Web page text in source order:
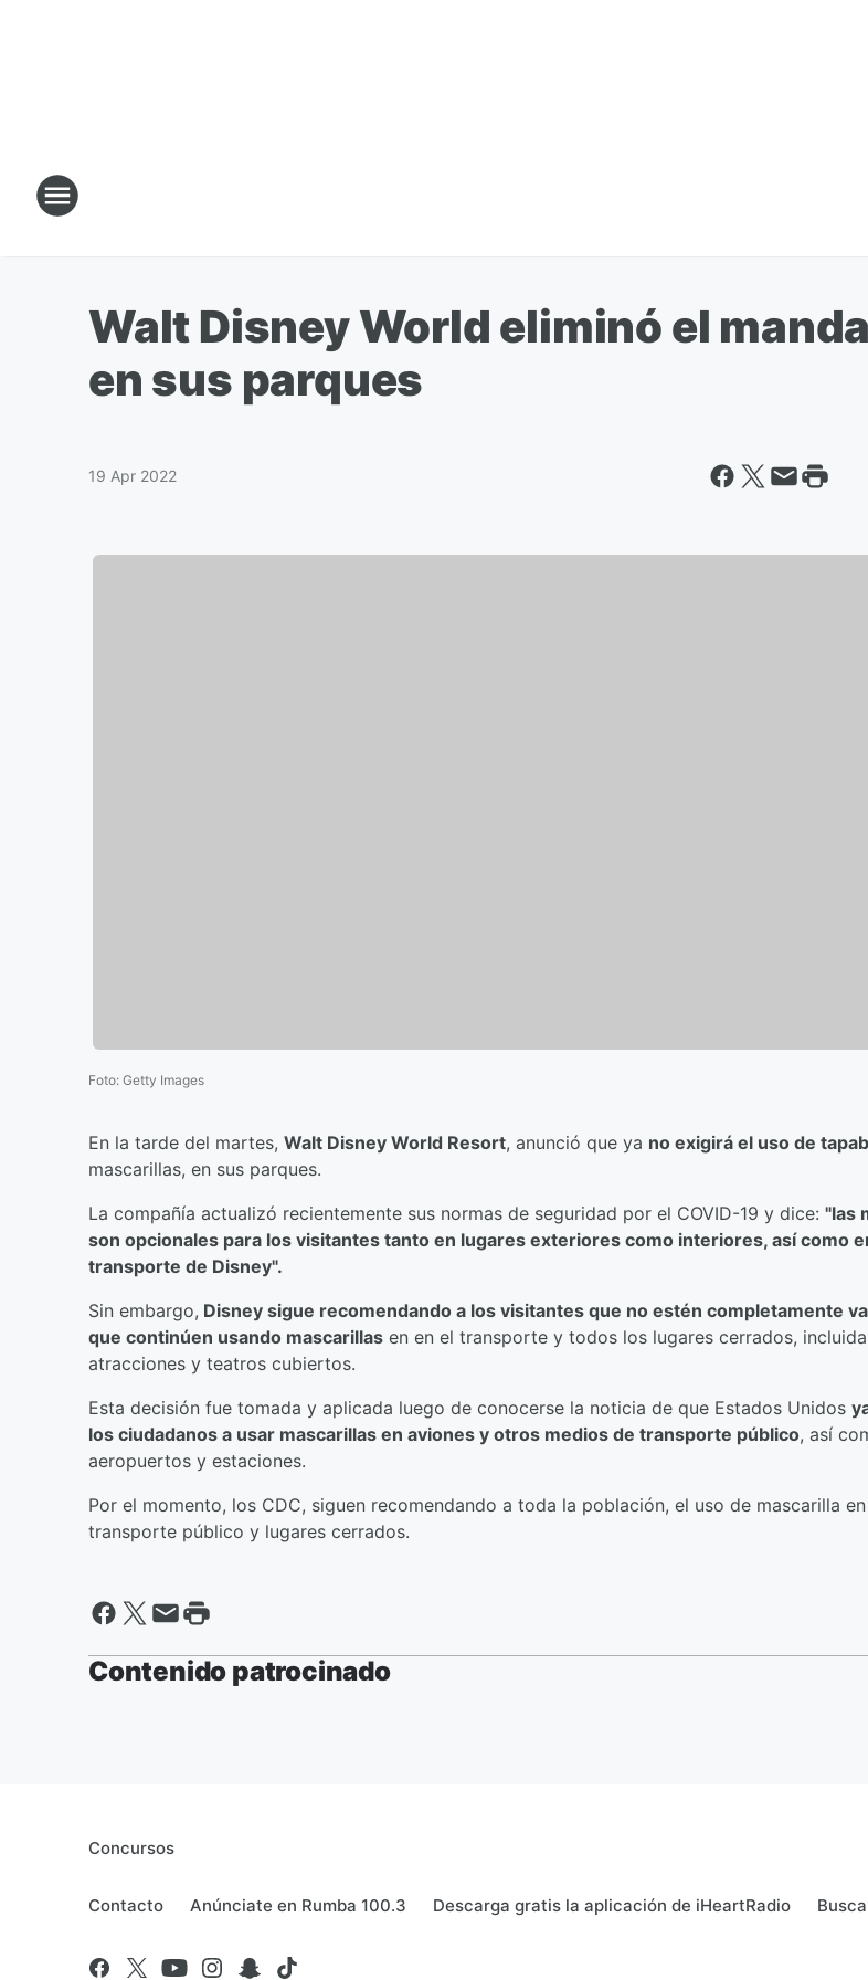
Walt Disney World eliminó el
en sus parques
19 Apr 2022
Foto: Getty Images
En la tarde del martes, Walt Disney World Resort, anunció que ya no exigirá el uso de
mascarillas, en sus parques.
La compañía actualizó recientemente sus normas de seguridad por el COVID-19 y dice: "las
son opcionales para los visitantes tanto en lugares exteriores como interiores, así como
transporte de Disney".
Sin embargo, Disney sigue recomendando a los visitantes que no estén completamente
que continúen usando mascarillas en en el transporte y todos los lugares cerrados,
atracciones y teatros cubiertos.
Esta decisión fue tomada y aplicada luego de conocerse la noticia de que Estados Unidos
los ciudadanos a usar mascarillas en aviones y otros medios de transporte público, así
aeropuertos y estaciones.
Por el momento, los CDC, siguen recomendando a toda la población, el uso de mascarilla
transporte público y lugares cerrados.
Contenido patrocinado
Concursos
Contacto Anúnciate en Rumba 100.3 Descarga gratis la aplicación de iHeartRadio